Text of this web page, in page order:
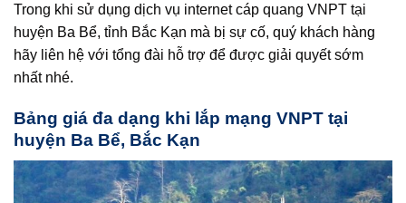
Trong khi sử dụng dịch vụ internet cáp quang VNPT tại
huyện Ba Bể, tỉnh Bắc Kạn mà bị sự cố, quý khách hàng
hãy liên hệ với tổng đài hỗ trợ để được giải quyết sớm
nhất nhé.
Bảng giá đa dạng khi lắp mạng VNPT tại
huyện Ba Bể, Bắc Kạn